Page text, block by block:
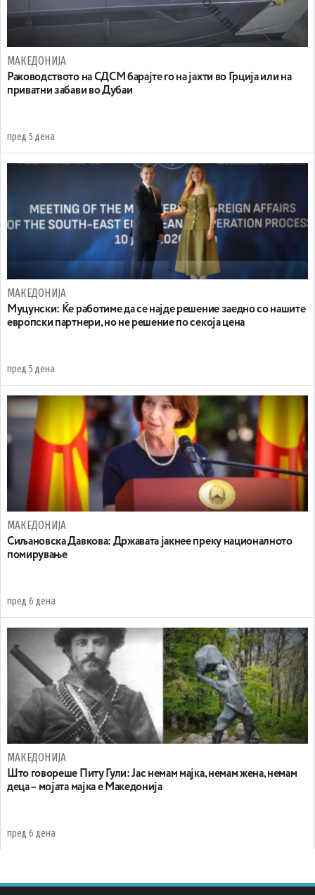
МАКЕДОНИЈА
Раководството на СДСМ барајте го на јахти во Грција или на
приватни забави во Дубаи
пред 5 дена
МАКЕДОНИЈА
Муцунски: Ќе работиме да се најде решение заедно со нашите
европски партнери, но не решение по секоја цена
пред 5 дена
МАКЕДОНИЈА
Сиљановска Давкова: Државата јакнее преку националното
помирување
пред 6 дена
МАКЕДОНИЈА
Што говореше Питу Гули: Јас немам мајка, немам жена, немам
деца – мојата мајка е Македонија
пред 6 дена